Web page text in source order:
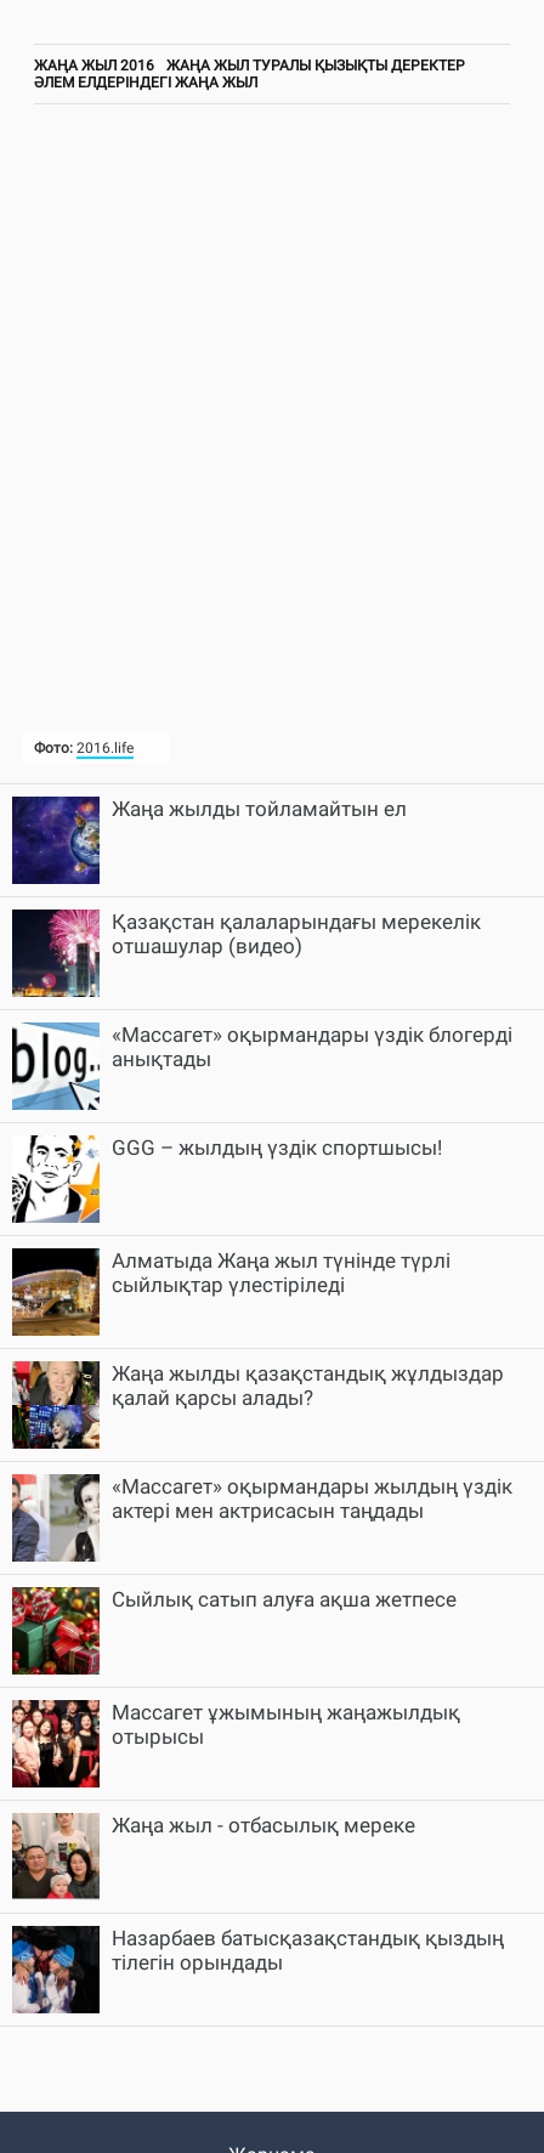
Жаңа жылды тойламайтын ел
Қазақстан қалаларындағы мерекелік
отшашулар (видео)
«Массагет» оқырмандары үздік блогерді
анықтады
GGG – жылдың үздік спортшысы!
Алматыда Жаңа жыл түнінде түрлі
сыйлықтар үлестіріледі
Жаңа жылды қазақстандық жұлдыздар
қалай қарсы алады?
«Массагет» оқырмандары жылдың үздік
актері мен актрисасын таңдады
Сыйлық сатып алуға ақша жетпесе
Массагет ұжымының жаңажылдық
отырысы
Жаңа жыл - отбасылық мереке
Назарбаев батысқазақстандық қыздың
тілегін орындады